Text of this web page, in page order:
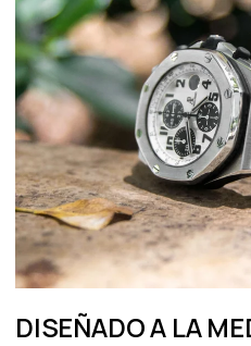
DISEÑADO A LA